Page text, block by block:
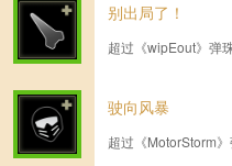
别出局了！
超过《wipEout》弹
驶向风暴
超过《MotorStorm》